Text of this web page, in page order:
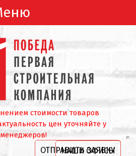
стоимости товаров
цен уточняйте у
менеджеров!
ОТПРАВИТЬ ЗАЯВКУ
НАШИ ОФИСЫ